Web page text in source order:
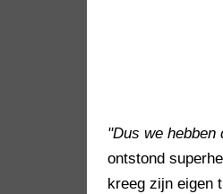
"Dus we
ontstond
kreeg zijn eigen